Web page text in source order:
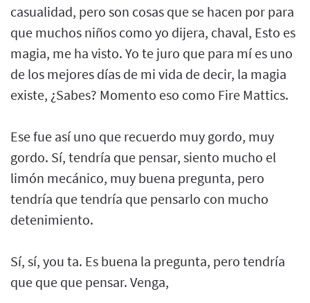
casualidad, pero son cosas que se hacen por para
que muchos niños como yo dijera, chaval, Esto es
magia, me ha visto. Yo te juro que para mí es uno
de los mejores días de mi vida de decir, la magia
existe, ¿Sabes? Momento eso como Fire Mattics.
Ese fue así uno que recuerdo muy gordo, muy
gordo. Sí, tendría que pensar, siento mucho el
limón mecánico, muy buena pregunta, pero
tendría que tendría que pensarlo con mucho
detenimiento.
Sí, sí, you ta. Es buena la pregunta, pero tendría
que que que pensar. Venga,